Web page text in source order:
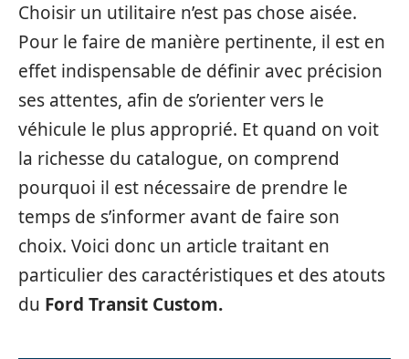
Choisir un utilitaire n’est pas chose aisée.
Pour le faire de manière pertinente, il est en
effet indispensable de définir avec précision
ses attentes, afin de s’orienter vers le
véhicule le plus approprié. Et quand on voit
la richesse du catalogue, on comprend
pourquoi il est nécessaire de prendre le
temps de s’informer avant de faire son
choix. Voici donc un article traitant en
particulier des caractéristiques et des atouts
du Ford Transit Custom.